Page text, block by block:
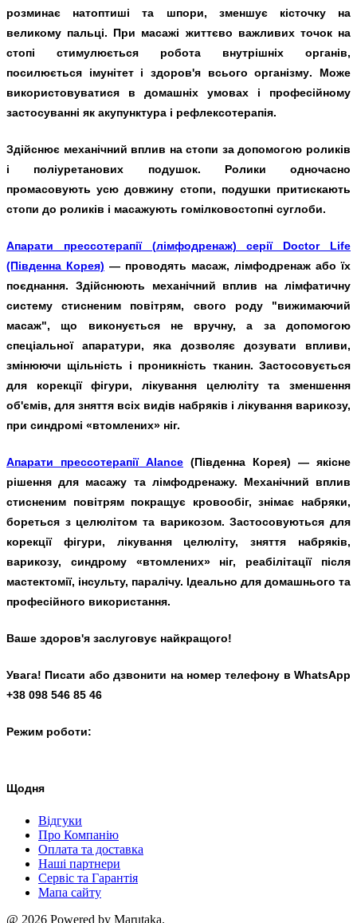
розминає
натоптиші та шпори, зменшує кісточку
на
великому пальці. При масажі життєво важливих точок на
стопі
стимулюється робота внутрішніх органів,
посилюється
імунітет і здоров'я всього організму. Може
використовуватися в домашніх умовах і професійному
застосуванні як акупунктура і рефлексотерапія.
Здійснює механічний вплив на стопи за допомогою роликів
і поліуретанових подушок. Ролики одночасно
промасовують усю довжину стопи, подушки притискають
стопи до роликів і масажують гомілковостопні суглоби.
Апарати прессотерапії (лімфодренаж) серії Doctor Life
(Південна Корея) — проводять масаж, лімфодренаж або їх
поєднання. Здійснюють механічний вплив на лімфатичну
систему стисненим повітрям, свого роду "вижимаючий
масаж", що виконується не вручну, а за допомогою
спеціальної апаратури, яка дозволяє дозувати впливи,
змінюючи щільність і проникність тканин. Застосовується
для корекції фігури, лікування целюліту та зменшення
об'ємів, для зняття всіх видів набряків і лікування варикозу,
при синдромі «втомлених» ніг.
Апарати прессотерапії Alance (Південна Корея) — якісне
рішення для масажу та лімфодренажу. Механічний вплив
стисненим повітрям покращує кровообіг, знімає набряки,
бореться з целюлітом та варикозом. Застосовуються для
корекції фігури, лікування целюліту, зняття набряків,
варикозу, синдрому «втомлених» ніг, реабілітації після
мастектомії, інсульту, паралічу. Ідеально для домашнього та
професійного використання.
Ваше здоров'я заслуговує найкращого!
Увага! Писати або дзвонити на номер телефону в WhatsApp
+38 098 546 85 46
Режим роботи:
Щодня
Відгуки
Про Компанію
Оплата та доставка
Наші партнери
Сервіс та Гарантія
Мапа сайту
@ 2026 Powered by Marutaka.